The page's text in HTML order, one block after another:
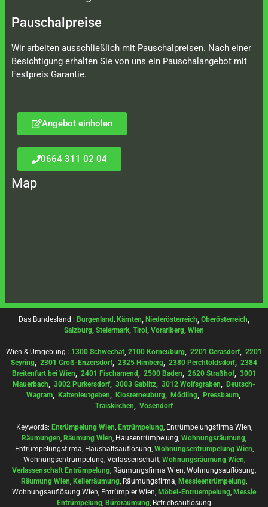
Pauschalpreise
Wir arbeiten ausschließlich mit Pauschalpreisen. Nach einer
Besichtigung erhalten Sie von uns ein Pauschalangebot mit
Festpreis Garantie.
Angebot einholen
0664 311 02 04
Map
Das Bundesland : Burgenland, Kärnten, Niederösterreich, Oberösterreich,
Salzburg, Steiermark, Tirol , Vorarlberg, Wien
Wien & Umgebung : 1300 Schwechat, 2100 Korneuburg, 2201 Gerasdorf, 2201
Seyring, 2301 Groß-Enzersdorf, 2325 Himberg, 2380 Perchtoldsdorf, 2384
Breitenfurt bei Wien, 2401 Fischamend, 2500 Baden, 2620 Straßhof, 3001
Mauerbach, 3002 Purkersdorf, 3003 Gablitz, 3012 Wolfsgraben, Deutsch-
Wagram, Kaltenleutgeben, Klosterneuburg, Mödling, Pressbaum,
Traiskirchen, Vösendorf
Keywords: Entrümpelung Wien, Entrümpelung, Entrümpelungsfirma Wien,
Räumungen, Räumung Wien, Hausentrümpelung, Wohnungsräumung,
Entrümpelungsfirma, Haushaltsauflösung, Wohnungsentrümpelung Wien,
Wohnungsentrümpelung, Verlassenschaft, Wohnungsräumung Wien,
Verlassenschaft Entrümpelung, Räumungsfirma Wien, Wohnungsauflösung,
Räumung Wien, Kellerräumung, Räumungsfirma, Messieentrümpelung,
Wohnungsauflösung Wien, Entrümpler Wien, Möbel-Entruempelung, Messie
Entrümpelung, Büroräumung, Betriebsauflösung